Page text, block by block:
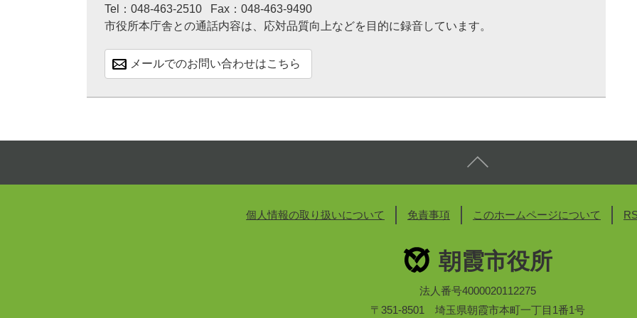
Tel：048-463-2510
Fax：048-463-9490
市役所本庁舎との通話内容は、応対品質向上などを目的に録音しています。
メールでのお問い合わせはこちら
個人情報の取り扱いについて 免責事項 このホームページについて
朝霞市役所
法人番号4000020112275
〒351-8501 埼玉県朝霞市本町一丁目1番1号